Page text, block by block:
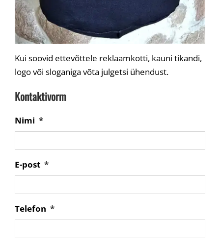
Kui soovid ettevõttele reklaamkotti, kauni tikandi,
logo või sloganiga võta julgetsi ühendust.
Kontaktivorm
Nimi *
E-post *
Telefon *